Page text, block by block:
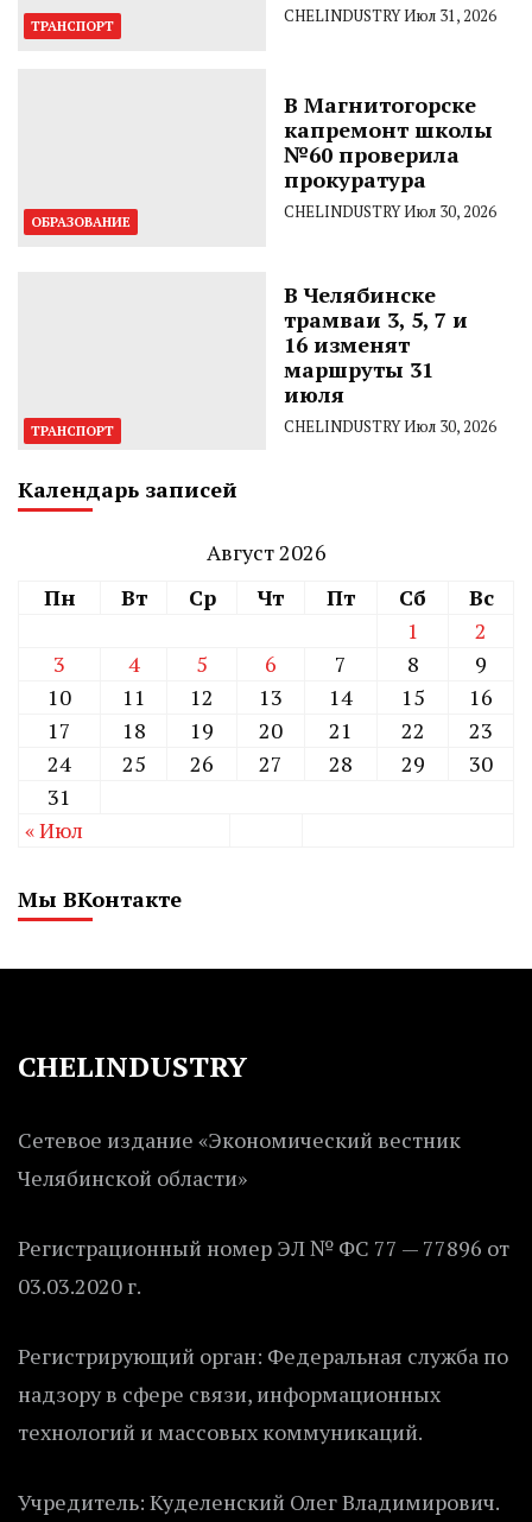
ТРАНСПОРТ CHELINDUSTRYИюл 31, 2026
ОБРАЗОВАНИЕ
В Магнитогорске
капремонт школы
№60 проверила
прокуратура
CHELINDUSTRYИюл 30, 2026
ТРАНСПОРТ
В Челябинске
трамваи 3, 5, 7 и
16 изменят
маршруты 31
июля
CHELINDUSTRYИюл 30, 2026
Календарь записей
Август 2026
Пн
Вт Ср Чт Пт Сб
Вс
1
2
3
4 5 6 7 8
9
10
11 12 13 14 15
16
17
18 19 20 21 22
23
24
25 26 27 28 29
30
31
« Июл
Мы ВКонтакте
CHELINDUSTRY
Сетевое издание «Экономический вестник
Челябинской области»
Регистрационный номер ЭЛ № ФС 77 — 77896 от
03.03.2020 г.
Регистрирующий орган: Федеральная служба по
надзору в сфере связи, информационных
технологий и массовых коммуникаций.
Учредитель: Куделенский Олег Владимирович.